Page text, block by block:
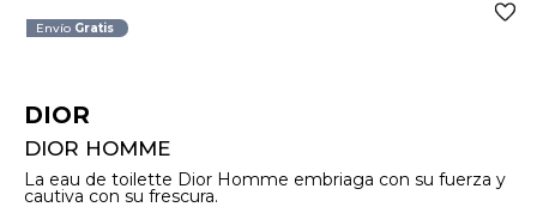
Envío Gratis
DIOR
DIOR HOMME
La eau de toilette Dior Homme embriaga con su fuerza y
cautiva con su frescura.